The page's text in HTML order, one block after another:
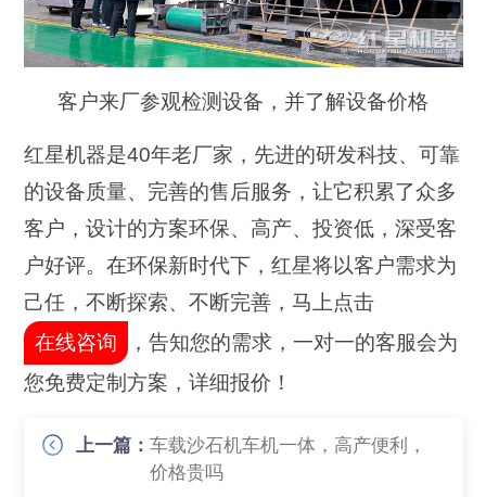
客户来厂参观检测设备，并了解设备价格
红星机器是40年老厂家，先进的研发科技、可靠
的设备质量、完善的售后服务，让它积累了众多
客户，设计的方案环保、高产、投资低，深受客
户好评。在环保新时代下，红星将以客户需求为
己任，不断探索、不断完善，马上点击
在线咨询
，告知您的需求，一对一的客服会为
您免费定制方案，详细报价！
上一篇：车载沙石机车机一体，高产便利，
价格贵吗